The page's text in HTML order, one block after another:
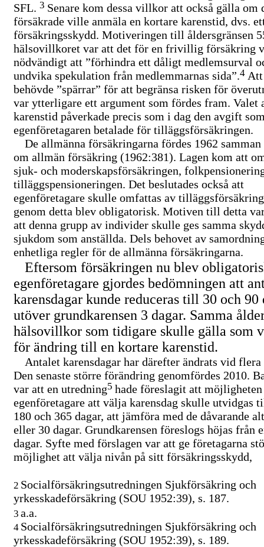
SFL. 3 Senare kom dessa villkor att också gälla om
försäkrade ville anmäla en kortare karenstid, dvs.
försäkringsskydd. Motiveringen till åldersgränsen
hälsovillkoret var att det för en frivillig försäkring
nödvändigt att ”förhindra ett dåligt medlemsurval
undvika spekulation från medlemmarnas sida”.4
behövde ”spärrar” för att begränsa risken för
var ytterligare ett argument som fördes fram. Valet
karenstid påverkade precis som i dag den avgift
egenföretagaren betalade för tilläggsförsäkringen.
De allmänna försäkringarna fördes 1962
om allmän försäkring (1962:381). Lagen kom att
sjuk- och moderskapsförsäkringen,
tilläggspensioneringen. Det beslutades också att
egenföretagare skulle omfattas av
genom detta blev obligatorisk. Motiven till detta
att denna grupp av individer skulle ges samma
sjukdom som anställda. Dels behovet av
enhetliga regler för de allmänna försäkringarna.
Eftersom försäkringen nu blev
egenföretagare gjordes bedömningen att
karensdagar kunde reduceras till 30 och 90
utöver grundkarensen 3 dagar. Samma
hälsovillkor som tidigare skulle gälla som
för ändring till en kortare karenstid.
Antalet karensdagar har därefter ändrats vid
Den senaste större förändring genomfördes 2010.
var att en utredning5 hade föreslagit att
egenföretagare att välja karensdag skulle utvidgas
180 och 365 dagar, att jämföra med de dåvarande
eller 30 dagar. Grundkarensen föreslogs höjas från
dagar. Syfte med förslagen var att ge företagarna
möjlighet att välja nivån på sitt försäkringsskydd,
2 Socialförsäkringsutredningen Sjukförsäkring och
yrkesskadeförsäkring (SOU 1952:39), s. 187.
3 a.a.
4 Socialförsäkringsutredningen Sjukförsäkring och
yrkesskadeförsäkring (SOU 1952:39), s. 189.